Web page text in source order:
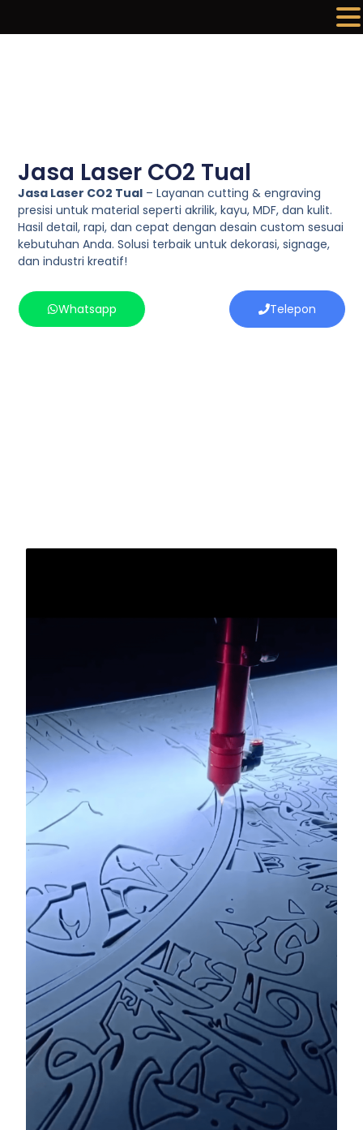
Jasa Laser CO2 Tual
Jasa Laser CO2 Tual – Layanan cutting & engraving
presisi untuk material seperti akrilik, kayu, MDF, dan kulit.
Hasil detail, rapi, dan cepat dengan desain custom sesuai
kebutuhan Anda. Solusi terbaik untuk dekorasi, signage,
dan industri kreatif!
Whatsapp Telepon